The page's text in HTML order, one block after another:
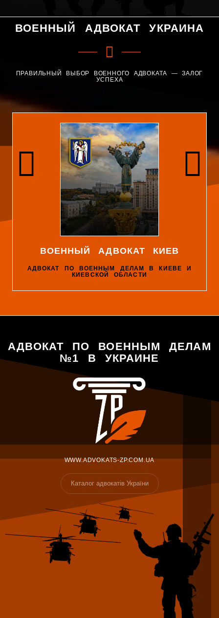
ВОЕННЫЙ АДВОКАТ УКРАИНА
ПРАВИЛЬНЫЙ ВЫБОР ВОЕННОГО АДВОКАТА — ЗАЛОГ
УСПЕХА
ВОЕННЫЙ АДВОКАТ КИЕВ
АДВОКАТ ПО ВОЕННЫМ ДЕЛАМ В КИЕВЕ И
КИЕВСКОЙ ОБЛАСТИ
АДВОКАТ ПО ВОЕННЫМ ДЕЛАМ
№1 В УКРАИНЕ
WWW.ADVOKATS-ZP.COM.UA
Каталог адвокатів України